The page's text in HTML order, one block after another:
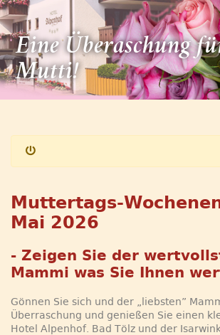
Eine Überaschung
Mutti!
Muttertags-
Mai 2026
- Zeigen Sie der
Mammi was Sie Ihnen
Gönnen Sie sich und der „liebsten”
Überraschung und genießen Sie einen
Hotel Alpenhof. Bad Tölz und der